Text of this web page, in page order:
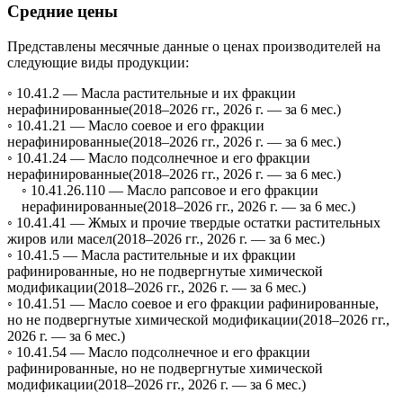
Средние цены
Представлены месячные данные о ценах производителей на
следующие виды продукции:
◦ 10.41.2 — Масла растительные и их фракции
нерафинированные(2018–2026 гг., 2026 г. — за 6 мес.)
◦ 10.41.21 — Масло соевое и его фракции
нерафинированные(2018–2026 гг., 2026 г. — за 6 мес.)
◦ 10.41.24 — Масло подсолнечное и его фракции
нерафинированные(2018–2026 гг., 2026 г. — за 6 мес.)
◦ 10.41.26.110 — Масло рапсовое и его фракции
нерафинированные(2018–2026 гг., 2026 г. — за 6 мес.)
◦ 10.41.41 — Жмых и прочие твердые остатки растительных
жиров или масел(2018–2026 гг., 2026 г. — за 6 мес.)
◦ 10.41.5 — Масла растительные и их фракции
рафинированные, но не подвергнутые химической
модификации(2018–2026 гг., 2026 г. — за 6 мес.)
◦ 10.41.51 — Масло соевое и его фракции рафинированные,
но не подвергнутые химической модификации(2018–2026 гг.,
2026 г. — за 6 мес.)
◦ 10.41.54 — Масло подсолнечное и его фракции
рафинированные, но не подвергнутые химической
модификации(2018–2026 гг., 2026 г. — за 6 мес.)